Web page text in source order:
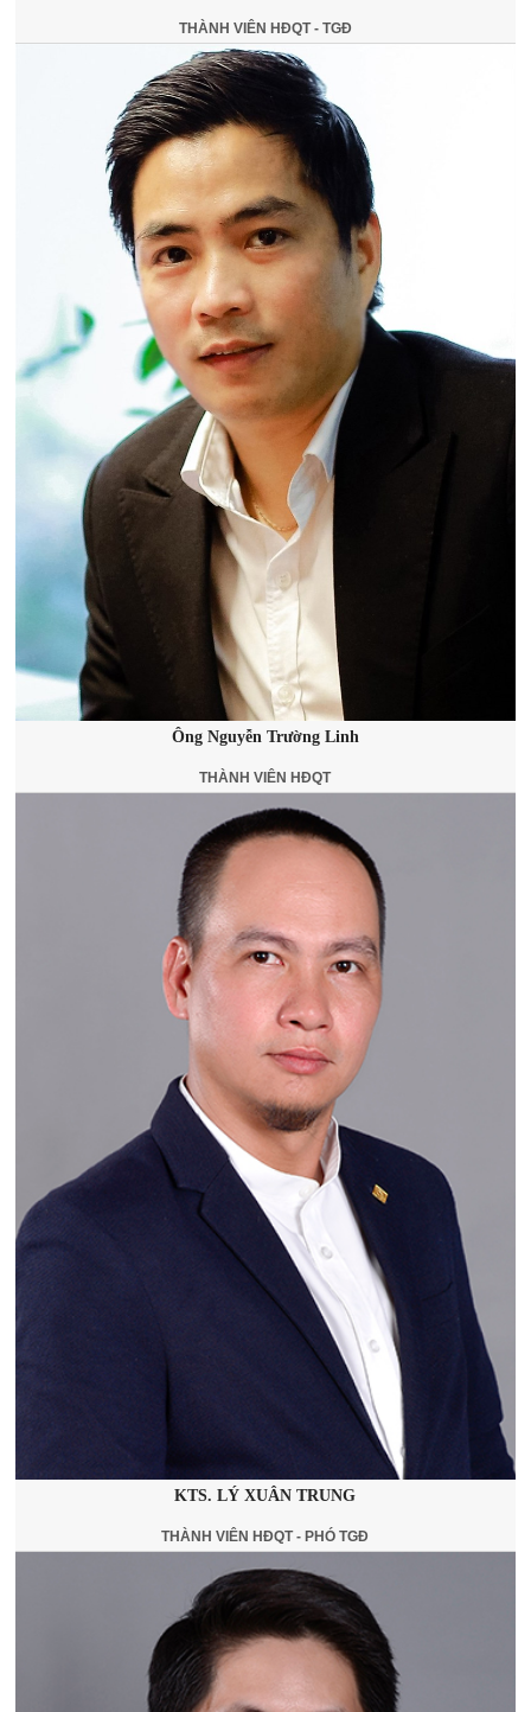
THÀNH VIÊN HĐQT - TGĐ
Ông Nguyễn Trường Linh
THÀNH VIÊN HĐQT
KTS. LÝ XUÂN TRUNG
THÀNH VIÊN HĐQT - PHÓ TGĐ